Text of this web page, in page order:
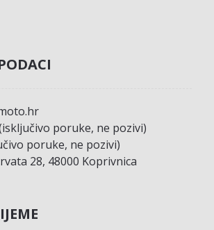
poruke, ne pozivi)
poruke, ne pozivi)
28, 48000 Koprivnica